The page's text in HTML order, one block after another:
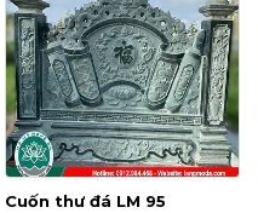
Cuốn thư đá LM 95